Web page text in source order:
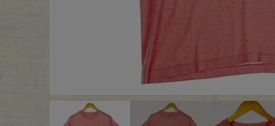
レディース商品カテゴリーから探す
Bottoms